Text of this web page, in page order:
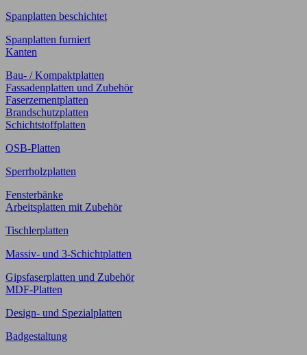
Spanplatten beschichtet
Spanplatten furniert
Kanten
Bau- / Kompaktplatten
Fassadenplatten und Zubehör
Faserzementplatten
Brandschutzplatten
Schichtstoffplatten
OSB-Platten
Sperrholzplatten
Fensterbänke
Arbeitsplatten mit Zubehör
Tischlerplatten
Massiv- und 3-Schichtplatten
Gipsfaserplatten und Zubehör
MDF-Platten
Design- und Spezialplatten
Badgestaltung